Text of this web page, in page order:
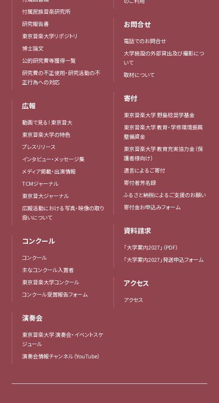
付属民族音楽研究所
研究報告書
東京音楽大学リポジトリ
博士論文
公的研究費等獲得一覧
研究費の不正使用・研究活動の不
正行為への対応
広報
動画で見る！東京音大
東京音楽大学の特色
プレスリリース
インタビュー・メッセージ集
メディア掲載・出演情報
TCMジャーナル
東京音大ジャーナル
広報活動における写真・映像の取り
扱いについて
コンクール
コンクール
主なコンクール入賞者
東京音楽大学コンクール
コンクール受賞報告フォーム
演奏会
東京音楽大学 演奏会・イベントスケ
ジュール
演奏会情報チャンネル（YouTube）
お問合せ
電話でのお問合せ
大学施設の外部貸出及び撮影につ
いて
取材について
寄付
東京音楽大学 野島稔奨学基金
東京音楽大学 教育・学修環境振興
整備資金
東京音楽大学 教育充実協力金（保
護者様向け）
遺言によるご寄付
寄付者芳名録
ふるさと納税によるご支援のお願い
寄付金お申込みフォーム
資料請求
「大学案内2027」（PDF）
「大学案内2027」発送申込フォーム
アクセス
アクセス